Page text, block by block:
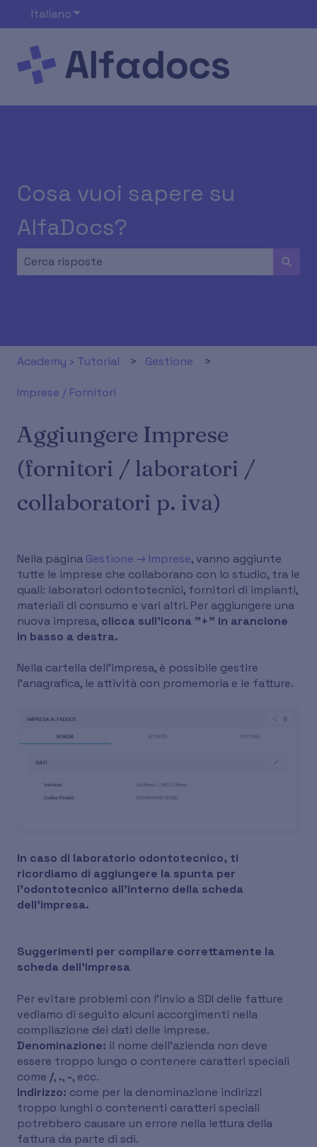
ItalianoMostra sottomenu per le traduzioni
Cosa vuoi sapere su
AlfaDocs?
Academy › Tutorial Gestione
Imprese / Fornitori
Aggiungere Imprese
(fornitori / laboratori /
collaboratori p. iva)
Nella pagina Gestione → Imprese, vanno aggiunte
tutte le imprese che collaborano con lo studio, tra le
quali: laboratori odontotecnici, fornitori di impianti,
materiali di consumo e vari altri. Per aggiungere una
nuova impresa, clicca sull’icona "+" in arancione
in basso a destra.
Nella cartella dell’impresa, è possibile gestire
l’anagrafica, le attività con promemoria e le fatture.
In caso di laboratorio odontotecnico, ti
ricordiamo di aggiungere la spunta per
l'odontotecnico all'interno della scheda
dell'impresa.
Suggerimenti per compilare correttamente la
scheda dell'impresa
Per evitare problemi con l'invio a SDI delle fatture
vediamo di seguito alcuni accorgimenti nella
compilazione dei dati delle imprese.
Denominazione: il nome dell'azienda non deve
essere troppo lungo o contenere caratteri speciali
come /, ., -, ecc.
Indirizzo: come per la denominazione indirizzi
troppo lunghi o contenenti caratteri speciali
potrebbero causare un errore nella lettura della
fattura da parte di sdi.